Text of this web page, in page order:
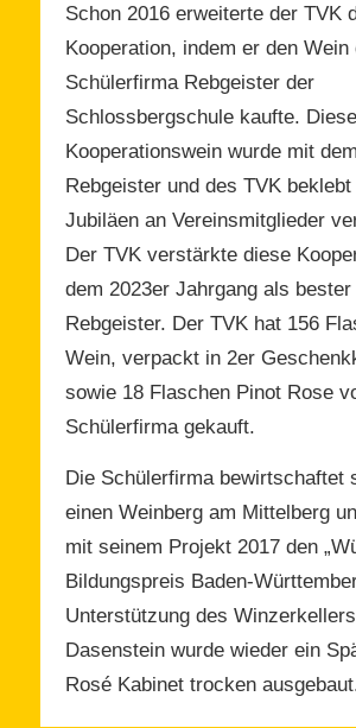
Schon 2016 erweiterte der TVK
Kooperation, indem er den Wein
Schülerfirma Rebgeister der
Schlossbergschule kaufte.
Kooperationswein wurde mit
Rebgeister und des TVK
Jubiläen an Vereinsmitglieder
Der TVK verstärkte diese
dem 2023er Jahrgang als bester
Rebgeister. Der TVK hat 156
Wein, verpackt in 2er
sowie 18 Flaschen Pinot Rose
Schülerfirma gekauft.
Die Schülerfirma bewirtschaftet
einen Weinberg am Mittelberg
mit seinem Projekt 2017 den
Bildungspreis Baden-
Unterstützung des
Dasenstein wurde wieder ein
Rosé Kabinet trocken